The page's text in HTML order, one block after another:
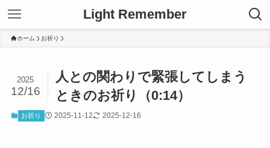
Light Remember
ホーム お祈り
人との関わりで緊張してしまう
ときのお祈り（0:14）
2025
12/16
お祈り 2025-11-12 2025-12-16